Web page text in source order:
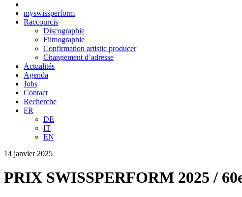
myswissperform
Raccourcis
Discographie
Filmographie
Confirmation artistic producer
Changement d’adresse
Actualités
Agenda
Jobs
Contact
Recherche
FR
DE
IT
EN
14 janvier 2025
PRIX SWISSPERFORM 2025 /